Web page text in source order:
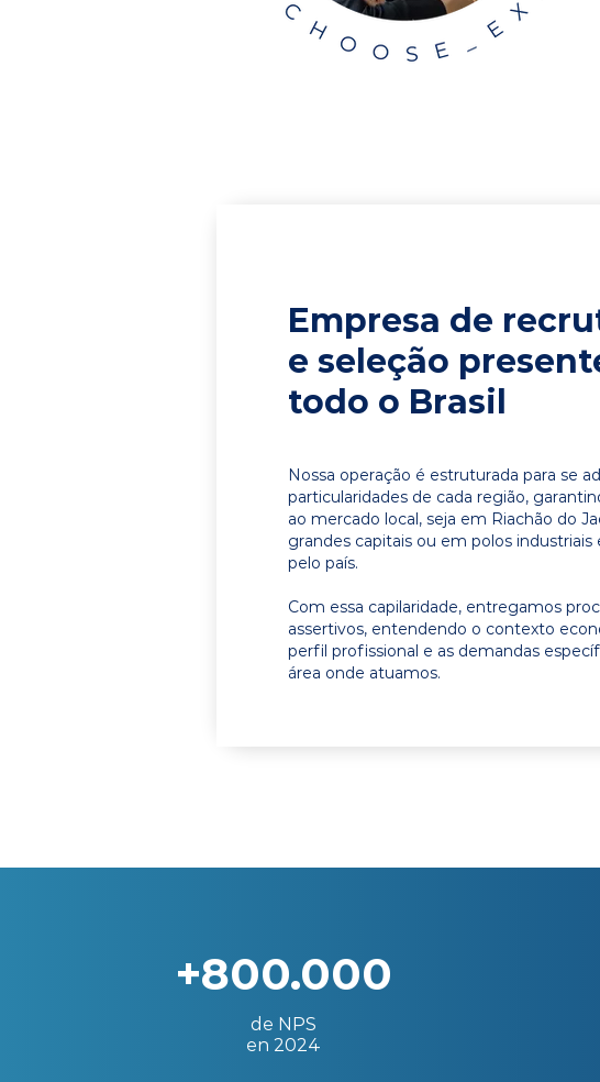
Empresa de
e seleção
todo o Brasil
Nossa operação é estruturada para se
particularidades de cada região,
ao mercado local, seja em Riachão do
grandes capitais ou em polos industriais
pelo país.
Com essa capilaridade, entregamos
assertivos, entendendo o contexto
perfil profissional e as demandas
área onde atuamos.
+800.000
de NPS
en 2024